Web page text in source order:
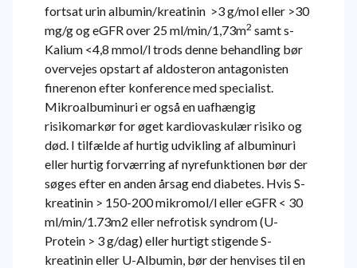
fortsat urin albumin/kreatinin >3 g/mol eller >30
mg/g og eGFR over 25 ml/min/1,73m2 samt s-
Kalium <4,8 mmol/l trods denne behandling bør
overvejes opstart af aldosteron antagonisten
finerenon efter konference med specialist.
Mikroalbuminuri er også en uafhængig
risikomarkør for øget kardiovaskulær risiko og
død. I tilfælde af hurtig udvikling af albuminuri
eller hurtig forværring af nyrefunktionen bør der
søges efter en anden årsag end diabetes. Hvis S-
kreatinin > 150-200 mikromol/l eller eGFR < 30
ml/min/1.73m2 eller nefrotisk syndrom (U-
Protein > 3 g/dag) eller hurtigt stigende S-
kreatinin eller U-Albumin, bør der henvises til en